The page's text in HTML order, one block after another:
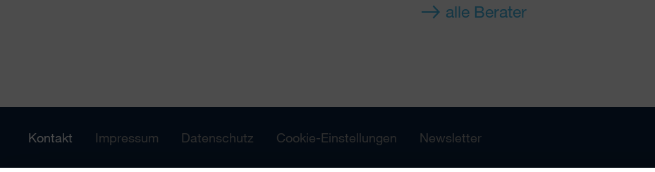
alle Berater
Kontakt Impressum Datenschutz Cookie-Einstellungen Newsletter